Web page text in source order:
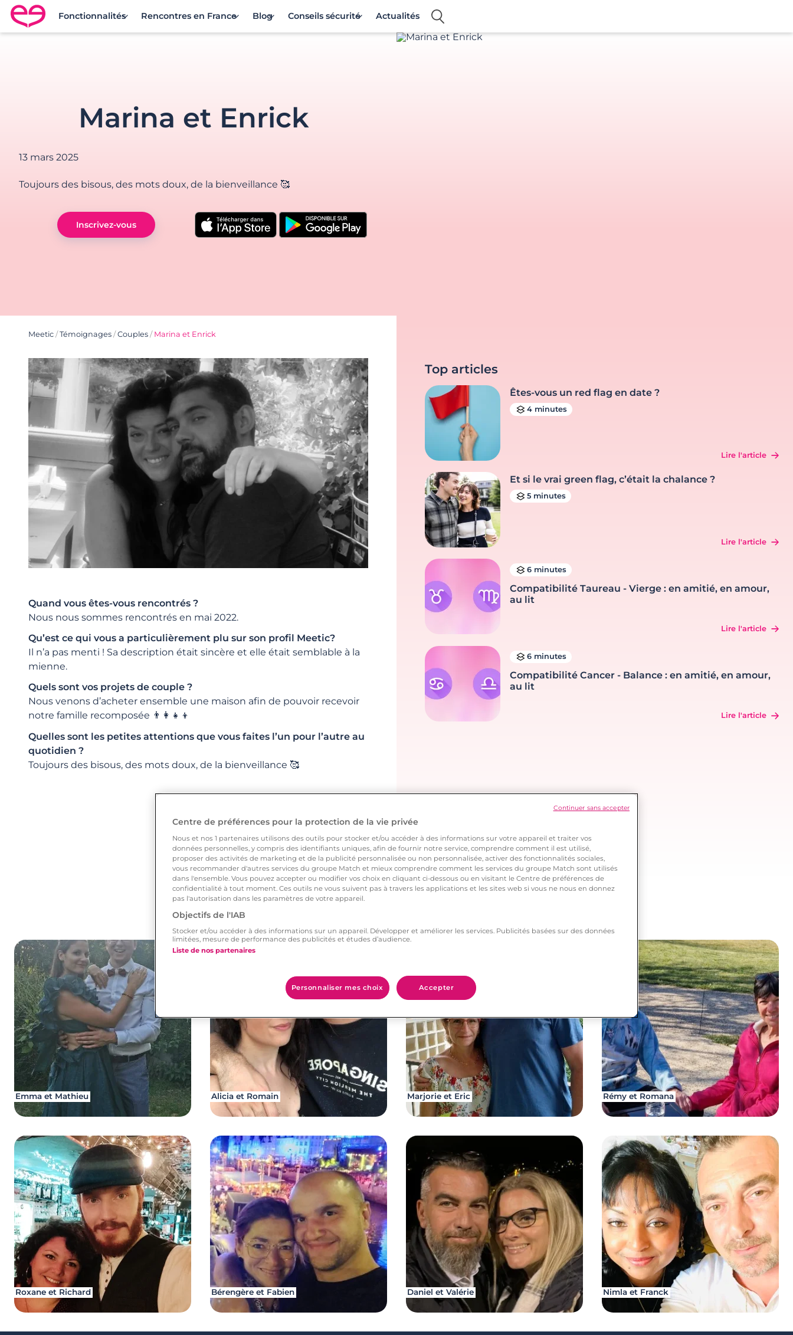
Rencontre en France avec Meetic
Fonctionnalités Rencontres en France Blog Conseils sécurité Actualités
Marina et Enrick
13 mars 2025
Toujours des bisous, des mots doux, de la bienveillance 🥰
Inscrivez-vous
Meetic /Témoignages /Couples / Marina et Enrick
Quand vous êtes-vous rencontrés ?
Nous nous sommes rencontrés en mai 2022.
Qu’est ce qui vous a particulièrement plu sur son profil Meetic?
Il n’a pas menti ! Sa description était sincère et elle était semblable à la
mienne.
Quels sont vos projets de couple ?
Nous venons d’acheter ensemble une maison afin de pouvoir recevoir
notre famille recomposée 👨‍👩‍👧‍👦
Quelles sont les petites attentions que vous faites l’un pour l’autre au
quotidien ?
Toujours des bisous, des mots doux, de la bienveillance 🥰
Top articles
Êtes-vous un red flag en date ?
4 minutes
Lire l'article
Et si le vrai green flag, c’était la chalance ?
5 minutes
Lire l'article
6 minutes
Compatibilité Taureau - Vierge : en amitié, en amour,
au lit
Lire l'article
6 minutes
Compatibilité Cancer - Balance : en amitié, en amour,
au lit
Lire l'article
Emma et Mathieu Alicia et Romain Marjorie et Eric Rémy et Romana
Roxane et Richard Bérengère et Fabien Daniel et Valérie Nimla et Franck
Centre de préférences pour la protection de la vie privée
Nous et nos 1 partenaires utilisons des outils pour stocker et/ou accéder à des informations sur votre appareil et traiter vos
données personnelles, y compris des identifiants uniques, afin de fournir notre service, comprendre comment il est utilisé,
proposer des activités de marketing et de la publicité personnalisée ou non personnalisée, activer des fonctionnalités sociales,
vous recommander d'autres services du groupe Match et mieux comprendre comment les services du groupe Match sont utilisés
dans l'ensemble. Vous pouvez accepter ou modifier vos choix en cliquant ci-dessous ou en visitant le Centre de préférences de
confidentialité à tout moment. Ces outils ne vous suivent pas à travers les applications et les sites web si vous ne nous en donnez
pas l'autorisation dans les paramètres de votre appareil.
Objectifs de l'IAB
Stocker et/ou accéder à des informations sur un appareil. Développer et améliorer les services. Publicités basées sur des données
limitées, mesure de performance des publicités et études d’audience.
Liste de nos partenaires
Personnaliser mes choix Accepter
Continuer sans accepter